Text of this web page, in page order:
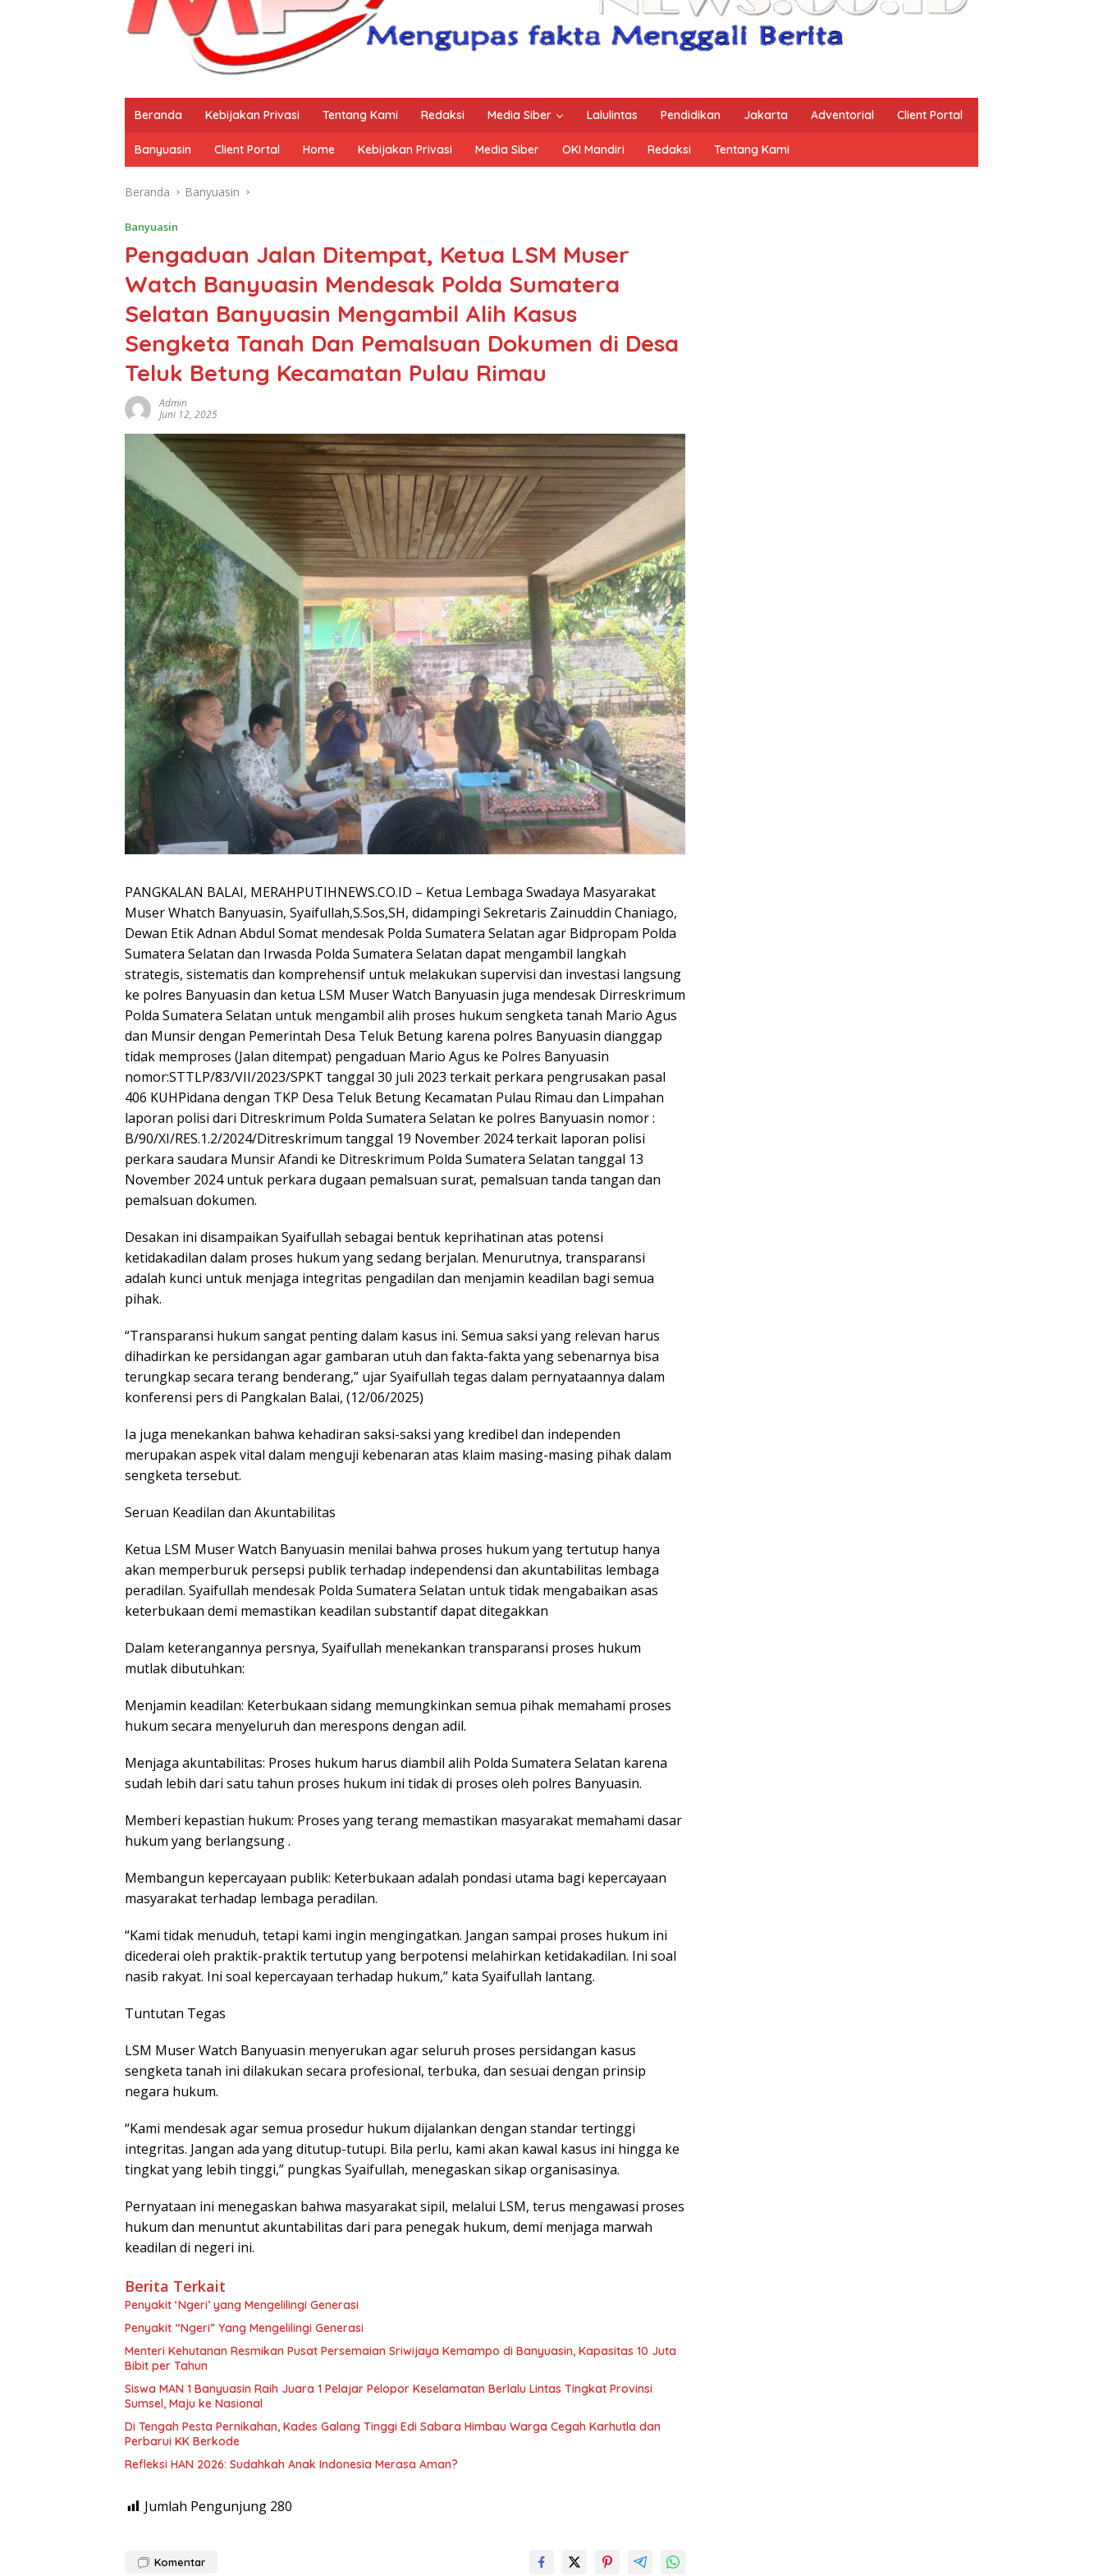
Beranda Kebijakan Privasi Tentang Kami Redaksi Media Siber Lalulintas Pendidikan Jakarta Adventorial Client Portal
Banyuasin Client Portal Home Kebijakan Privasi Media Siber OKI Mandiri Redaksi Tentang Kami
Beranda Banyuasin
Banyuasin
Pengaduan Jalan Ditempat, Ketua LSM Muser
Watch Banyuasin Mendesak Polda Sumatera
Selatan Banyuasin Mengambil Alih Kasus
Sengketa Tanah Dan Pemalsuan Dokumen di Desa
Teluk Betung Kecamatan Pulau Rimau
Admin
Juni 12, 2025
PANGKALAN BALAI, MERAHPUTIHNEWS.CO.ID – Ketua Lembaga Swadaya Masyarakat
Muser Whatch Banyuasin, Syaifullah,S.Sos,SH, didampingi Sekretaris Zainuddin Chaniago,
Dewan Etik Adnan Abdul Somat mendesak Polda Sumatera Selatan agar Bidpropam Polda
Sumatera Selatan dan Irwasda Polda Sumatera Selatan dapat mengambil langkah
strategis, sistematis dan komprehensif untuk melakukan supervisi dan investasi langsung
ke polres Banyuasin dan ketua LSM Muser Watch Banyuasin juga mendesak Dirreskrimum
Polda Sumatera Selatan untuk mengambil alih proses hukum sengketa tanah Mario Agus
dan Munsir dengan Pemerintah Desa Teluk Betung karena polres Banyuasin dianggap
tidak memproses (Jalan ditempat) pengaduan Mario Agus ke Polres Banyuasin
nomor:STTLP/83/VII/2023/SPKT tanggal 30 juli 2023 terkait perkara pengrusakan pasal
406 KUHPidana dengan TKP Desa Teluk Betung Kecamatan Pulau Rimau dan Limpahan
laporan polisi dari Ditreskrimum Polda Sumatera Selatan ke polres Banyuasin nomor :
B/90/XI/RES.1.2/2024/Ditreskrimum tanggal 19 November 2024 terkait laporan polisi
perkara saudara Munsir Afandi ke Ditreskrimum Polda Sumatera Selatan tanggal 13
November 2024 untuk perkara dugaan pemalsuan surat, pemalsuan tanda tangan dan
pemalsuan dokumen.
Desakan ini disampaikan Syaifullah sebagai bentuk keprihatinan atas potensi
ketidakadilan dalam proses hukum yang sedang berjalan. Menurutnya, transparansi
adalah kunci untuk menjaga integritas pengadilan dan menjamin keadilan bagi semua
pihak.
“Transparansi hukum sangat penting dalam kasus ini. Semua saksi yang relevan harus
dihadirkan ke persidangan agar gambaran utuh dan fakta-fakta yang sebenarnya bisa
terungkap secara terang benderang,” ujar Syaifullah tegas dalam pernyataannya dalam
konferensi pers di Pangkalan Balai, (12/06/2025)
Ia juga menekankan bahwa kehadiran saksi-saksi yang kredibel dan independen
merupakan aspek vital dalam menguji kebenaran atas klaim masing-masing pihak dalam
sengketa tersebut.
Seruan Keadilan dan Akuntabilitas
Ketua LSM Muser Watch Banyuasin menilai bahwa proses hukum yang tertutup hanya
akan memperburuk persepsi publik terhadap independensi dan akuntabilitas lembaga
peradilan. Syaifullah mendesak Polda Sumatera Selatan untuk tidak mengabaikan asas
keterbukaan demi memastikan keadilan substantif dapat ditegakkan
Dalam keterangannya persnya, Syaifullah menekankan transparansi proses hukum
mutlak dibutuhkan:
Menjamin keadilan: Keterbukaan sidang memungkinkan semua pihak memahami proses
hukum secara menyeluruh dan merespons dengan adil.
Menjaga akuntabilitas: Proses hukum harus diambil alih Polda Sumatera Selatan karena
sudah lebih dari satu tahun proses hukum ini tidak di proses oleh polres Banyuasin.
Memberi kepastian hukum: Proses yang terang memastikan masyarakat memahami dasar
hukum yang berlangsung .
Membangun kepercayaan publik: Keterbukaan adalah pondasi utama bagi kepercayaan
masyarakat terhadap lembaga peradilan.
“Kami tidak menuduh, tetapi kami ingin mengingatkan. Jangan sampai proses hukum ini
dicederai oleh praktik-praktik tertutup yang berpotensi melahirkan ketidakadilan. Ini soal
nasib rakyat. Ini soal kepercayaan terhadap hukum,” kata Syaifullah lantang.
Tuntutan Tegas
LSM Muser Watch Banyuasin menyerukan agar seluruh proses persidangan kasus
sengketa tanah ini dilakukan secara profesional, terbuka, dan sesuai dengan prinsip
negara hukum.
“Kami mendesak agar semua prosedur hukum dijalankan dengan standar tertinggi
integritas. Jangan ada yang ditutup-tutupi. Bila perlu, kami akan kawal kasus ini hingga ke
tingkat yang lebih tinggi,” pungkas Syaifullah, menegaskan sikap organisasinya.
Pernyataan ini menegaskan bahwa masyarakat sipil, melalui LSM, terus mengawasi proses
hukum dan menuntut akuntabilitas dari para penegak hukum, demi menjaga marwah
keadilan di negeri ini.
Berita Terkait
Penyakit ‘Ngeri’ yang Mengelilingi Generasi
Penyakit “Ngeri” Yang Mengelilingi Generasi
Menteri Kehutanan Resmikan Pusat Persemaian Sriwijaya Kemampo di Banyuasin, Kapasitas 10 Juta
Bibit per Tahun
Siswa MAN 1 Banyuasin Raih Juara 1 Pelajar Pelopor Keselamatan Berlalu Lintas Tingkat Provinsi
Sumsel, Maju ke Nasional
Di Tengah Pesta Pernikahan, Kades Galang Tinggi Edi Sabara Himbau Warga Cegah Karhutla dan
Perbarui KK Berkode
Refleksi HAN 2026: Sudahkah Anak Indonesia Merasa Aman?
Jumlah Pengunjung 280
Komentar